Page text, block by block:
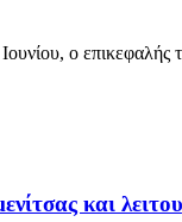
ο επικεφαλής
και